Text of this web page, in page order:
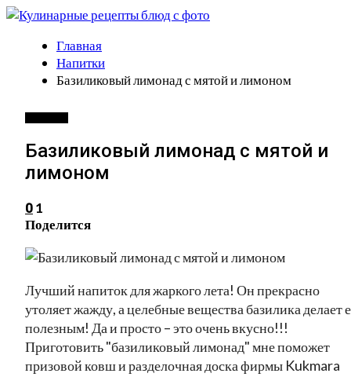
Главная
Напитки
Базиликовый лимонад с мятой и лимоном
Базиликовый лимонад с мятой и
лимоном
0 1
Поделится
Лучший напиток для жаркого лета! Он прекрасно
утоляет жажду, а целебные вещества базилика делает
полезным! Да и просто – это очень вкусно!!!
Приготовить "базиликовый лимонад" мне поможет
призовой ковш и разделочная доска фирмы Kukmara